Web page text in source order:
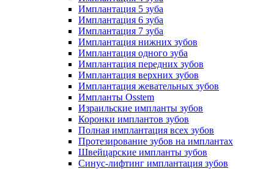
Имплантация 5 зуба
Имплантация 6 зуба
Имплантация 7 зуба
Имплантация нижних зубов
Имплантация одного зуба
Имплантация передних зубов
Имплантация верхних зубов
Имплантация жевательных зубов
Импланты Osstem
Израильские импланты зубов
Коронки имплантов зубов
Полная имплантация всех зубов
Протезирование зубов на имплантах
Швейцарские импланты зубов
Синус-лифтинг имплантация зубов